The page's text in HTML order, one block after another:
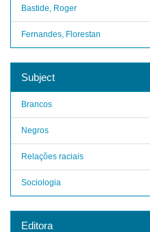
Bastide, Roger
Fernandes, Florestan
Subject
Brancos
Negros
Relações raciais
Sociologia
Editora